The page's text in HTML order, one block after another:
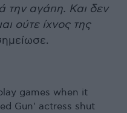
την αγάπη. Και δεν
ούτε ίχνος της
games when it
Gun' actress shut